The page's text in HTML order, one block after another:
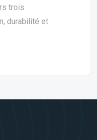
trois
durabilité et